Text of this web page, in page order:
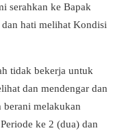
serahkan ke Bapak
hati melihat Kondisi
tidak bekerja untuk
dan mendengar dan
berani melakukan
ke 2 (dua) dan